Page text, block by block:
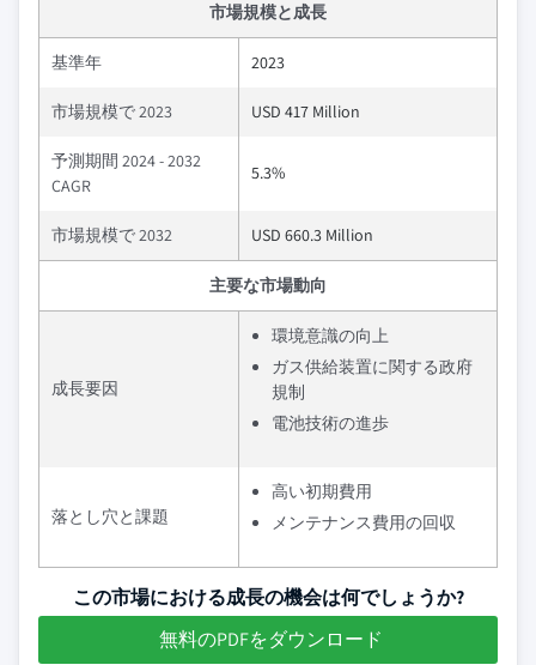
市場規模と成長
基準年 2023
市場規模で 2023 USD 417 Million
予測期間 2024 - 2032
CAGR
5.3%
市場規模で 2032 USD 660.3 Million
主要な市場動向
成長要因
環境意識の向上
ガス供給装置に関する政府
規制
電池技術の進歩
落とし穴と課題
高い初期費用
メンテナンス費用の回収
この市場における成長の機会は何でしょうか?
無料のPDFをダウンロード